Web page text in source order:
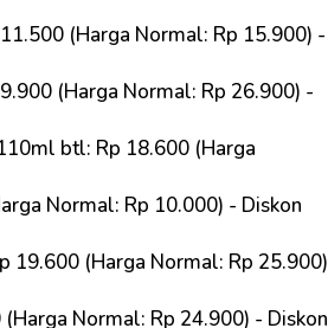
(Harga Normal: Rp 15.900) -
(Harga Normal: Rp 26.900) -
btl: Rp 18.600 (Harga
Normal: Rp 10.000) - Diskon
19.600 (Harga Normal: Rp 25.900)
Normal: Rp 24.900) - Diskon